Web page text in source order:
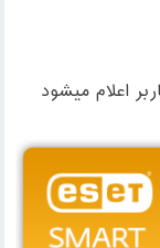
اعلام میشود